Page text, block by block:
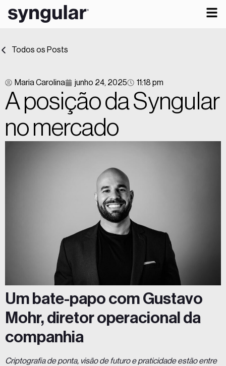
Todos os Posts
Maria Carolina junho 24, 2025 11:18 pm
A posição da Syngular
no mercado
Um bate-papo com Gustavo
Mohr, diretor operacional da
companhia
Criptografia de ponta, visão de futuro e praticidade estão entre